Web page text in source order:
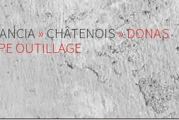
»CHÂTENOIS»DONAS
OUTILLAGE